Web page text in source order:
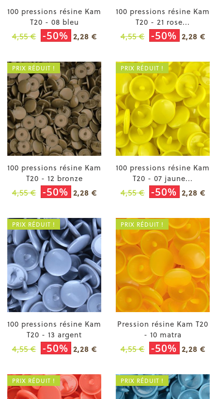
100 pressions résine Kam
T20 - 08 bleu
4,55 € -50% 2,28 €
100 pressions résine Kam
T20 - 21 rose...
4,55 € -50% 2,28 €
100 pressions résine Kam
T20 - 12 bronze
4,55 € -50% 2,28 €
PRIX RÉDUIT !
100 pressions résine Kam
T20 - 07 jaune...
4,55 € -50% 2,28 €
PRIX RÉDUIT !
100 pressions résine Kam
T20 - 13 argent
4,55 € -50% 2,28 €
PRIX RÉDUIT !
Pression résine Kam T20
- 10 matra
4,55 € -50% 2,28 €
PRIX RÉDUIT !
PRIX RÉDUIT ! PRIX RÉDUIT !